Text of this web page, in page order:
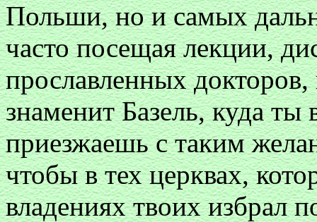
Польши, но и самых
часто посещая лекции,
прославленных
знаменит Базель, куда ты
приезжаешь с таким
чтобы в тех церквах,
владениях твоих избрал